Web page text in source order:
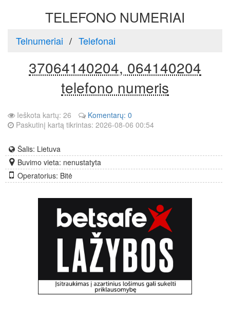
TELEFONO NUMERIAI
Telnumeriai Telefonai
37064140204, 064140204
telefono numeris
Ieškota kartų: 26
Komentarų: 0
Paskutinį kartą tikrintas: 2026-08-06 00:54
Šalis: Lietuva
Buvimo vieta: nenustatyta
Operatorius: Bitė